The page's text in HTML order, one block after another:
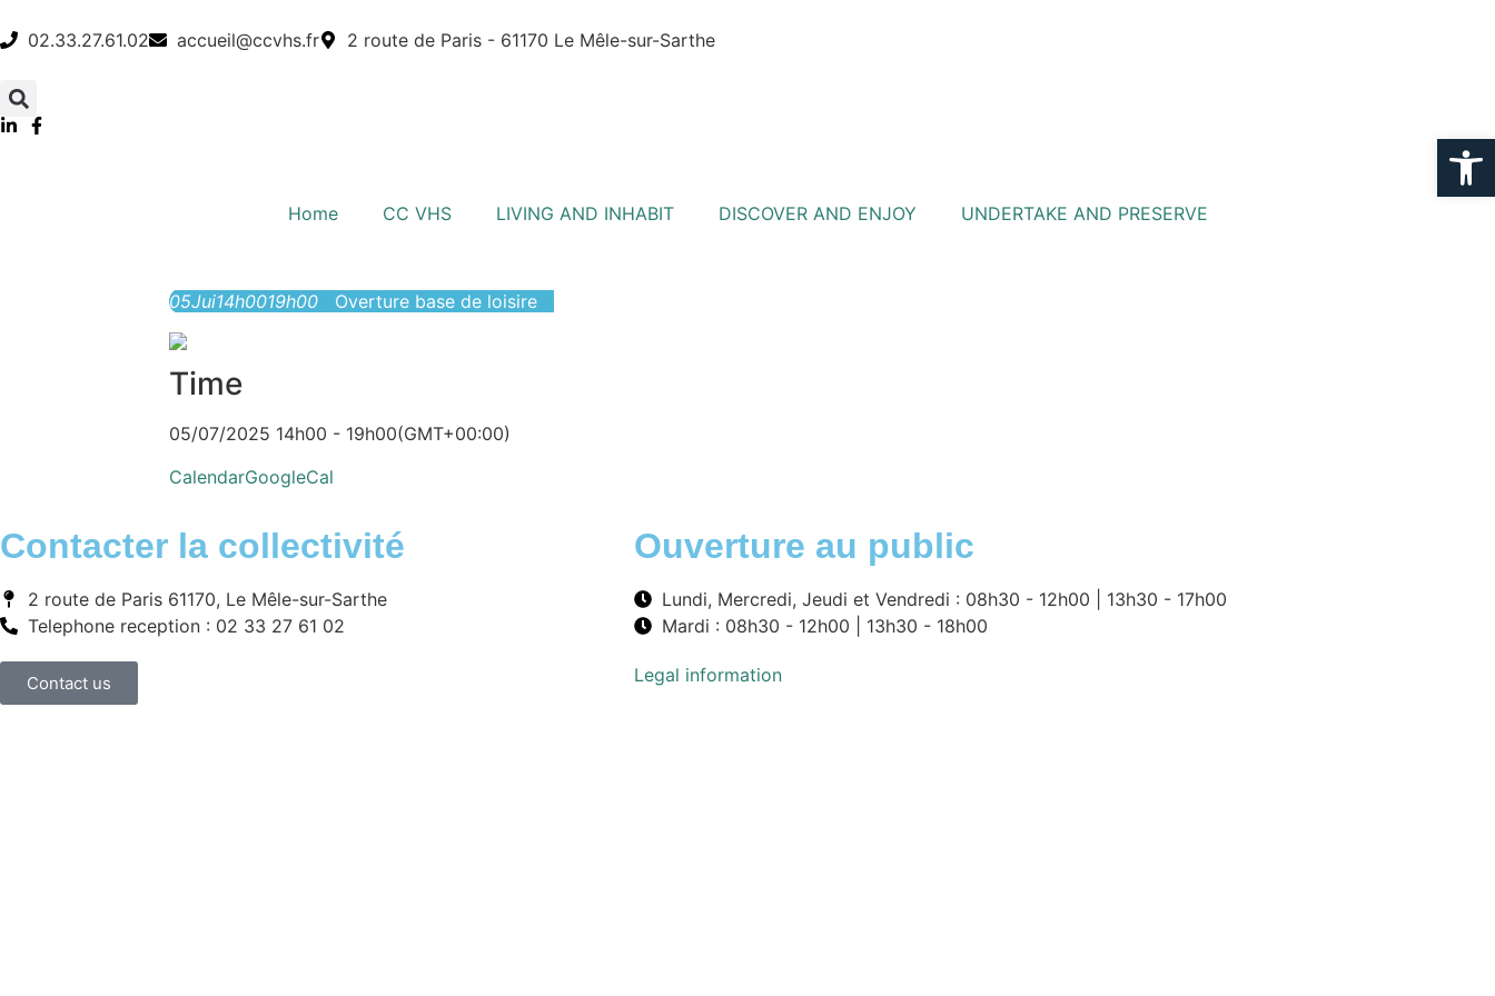
02.33.27.61.02 accueil@ccvhs.fr 2 route de Paris - 61170 Le Mêle-sur-Sarthe
Home CC VHS LIVING AND INHABIT DISCOVER AND ENJOY UNDERTAKE AND PRESERVE
05Jui14h0019h00 Overture base de loisire
Time
05/07/2025 14h00 - 19h00(GMT+00:00)
CalendarGoogleCal
Contacter la collectivité
2 route de Paris 61170, Le Mêle-sur-Sarthe
Telephone reception : 02 33 27 61 02
Contact us
Ouverture au public
Lundi, Mercredi, Jeudi et Vendredi : 08h30 - 12h00 | 13h30 - 17h00
Mardi : 08h30 - 12h00 | 13h30 - 18h00
Legal information
Ouvrir